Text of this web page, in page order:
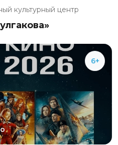
культурный центр
6+